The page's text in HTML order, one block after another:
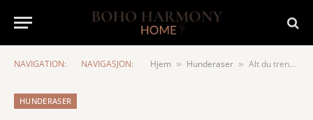
NAVIGATION: NAVIGASJON: Hjem » Hunderaser » Alt du trenger å vite om whippet: En komplett raseguide
HUNDERASER